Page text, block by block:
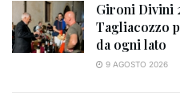
Gironi Divini
Tagliacozzo
da ogni lato
9 AGOSTO 2026